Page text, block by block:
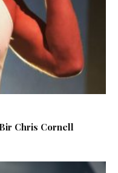
Chris Cornell